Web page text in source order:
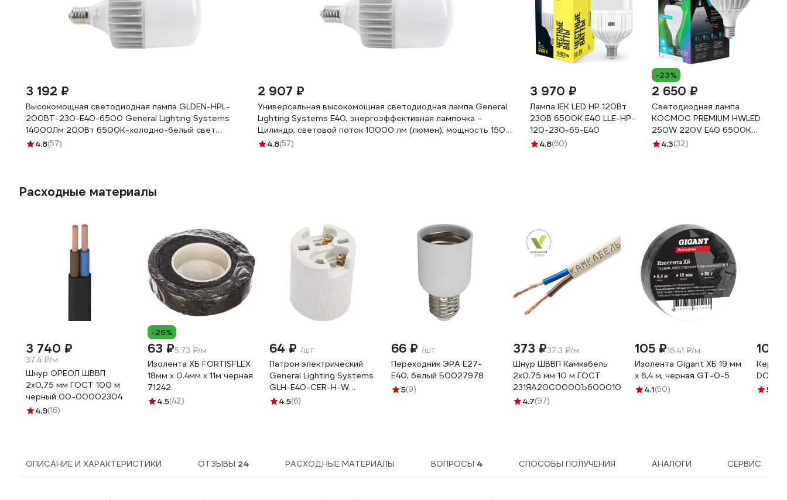
3 192 ₽
Высокомощная светодиодная лампа GLDEN-HPL-
200ВТ-230-E40-6500 General Lighting Systems
14000Лм 200Вт 6500К-холодно-белый свет
цоколь Е40 колба цилиндр 661160
4.8(57)
2 907 ₽
Универсальная высокомощная светодиодная лампа General
Lighting Systems E40, энергоэффективная лампочка –
Цилиндр, световой поток 10000 лм (люмен), мощность 150
Вт, холодный белый 6500К 661082
4.8(57)
3 970 ₽
Лампа IEK LED HP 120Вт
230В 6500К E40 LLE-HP-
120-230-65-E40
4.8(60)
-23%
2 650 ₽
Светодиодная лампа
КОСМОС PREMIUM HWLED
250W 220V E40 6500K
KHWLED250WE4065
4.3(32)
Расходные материалы
3 740 ₽
37.4 ₽/м
Шнур ОРЕОЛ ШВВП
2х0,75 мм ГОСТ 100 м
черный 00-00002304
4.9(16)
-26%
63 ₽5.73 ₽/м
Изолента ХБ FORTISFLEX
18мм х 0.4мм х 11м черная
71242
4.5(42)
64 ₽ /шт
Патрон электрический
General Lighting Systems
GLH-E40-CER-H-W
подвесной керамический
4.5(6)
66 ₽ /шт
Переходник ЭРА E27-
E40, белый Б0027978
5(9)
373 ₽37.3 ₽/м
Шнур ШВВП Камкабель
2x0.75 мм 10 м ГОСТ
231ЯA20C0000Ъ600010М
4.7(97)
105 ₽16.41 ₽/м
Изолента Gigant ХБ 19 мм
х 6,4 м, черная GT-0-5
4.1(50)
105
DORI
5
ОПИСАНИЕ И ХАРАКТЕРИСТИКИ ОТЗЫВЫ 24 РАСХОДНЫЕ МАТЕРИАЛЫ ВОПРОСЫ 4 СПОСОБЫ ПОЛУЧЕНИЯ АНАЛОГИ СЕРВИС